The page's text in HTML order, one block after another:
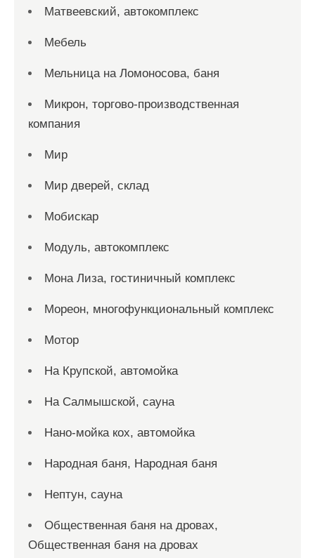
Матвеевский, автокомплекс
Мебель
Мельница на Ломоносова, баня
Микрон, торгово-производственная
компания
Мир
Мир дверей, склад
Мобискар
Модуль, автокомплекс
Мона Лиза, гостиничный комплекс
Мореон, многофункциональный комплекс
Мотор
На Крупской, автомойка
На Салмышской, сауна
Нано-мойка кох, автомойка
Народная баня, Народная баня
Нептун, сауна
Общественная баня на дровах,
Общественная баня на дровах